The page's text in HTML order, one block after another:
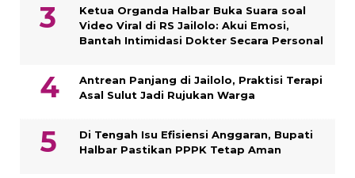
Ketua Organda Halbar Buka Suara soal
Video Viral di RS Jailolo: Akui Emosi,
Bantah Intimidasi Dokter Secara Personal
Antrean Panjang di Jailolo, Praktisi Terapi
Asal Sulut Jadi Rujukan Warga
Di Tengah Isu Efisiensi Anggaran, Bupati
Halbar Pastikan PPPK Tetap Aman